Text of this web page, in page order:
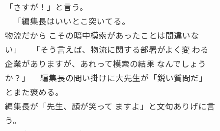
「さすが！」と言う。
「編集長はいいとこ突いてる。
物流だから こその暗中模索があったことは間違いな
い」 「そう言えば、物流に関する部署がよく変 わる
企業がありますが、あれって模索の結果 なんでしょう
か？」 編集長の問い掛けに大先生が「鋭い質問だ」
とまた褒める。
編集長が「先生、顔が笑って ますよ」と文句ありげに言
う。